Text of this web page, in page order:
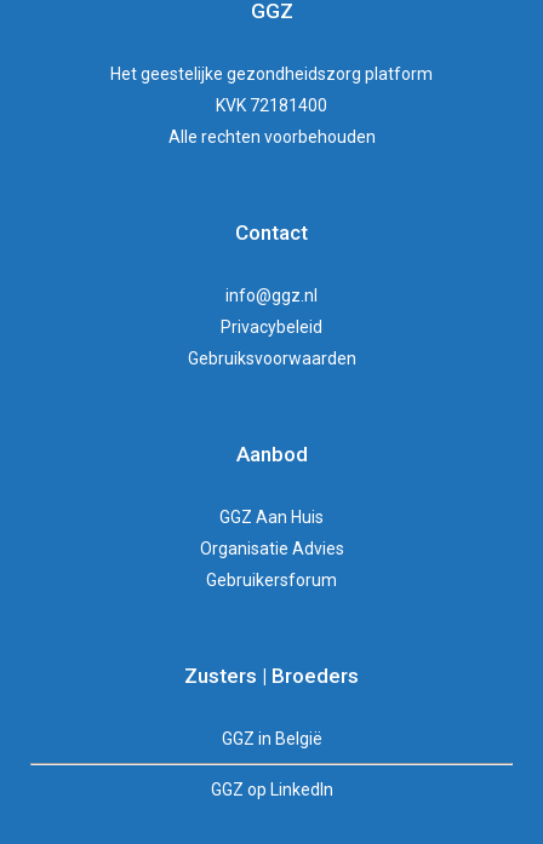
GGZ
Hetgeestelijke gezondheidszorg platform
KVK 72181400
Alle rechten voorbehouden
Contact
info@ggz.nl
Privacybeleid
Gebruiksvoorwaarden
Aanbod
GGZ Aan Huis
Organisatie Advies
Gebruikersforum
Zusters | Broeders
GGZ in België
GGZ op LinkedIn